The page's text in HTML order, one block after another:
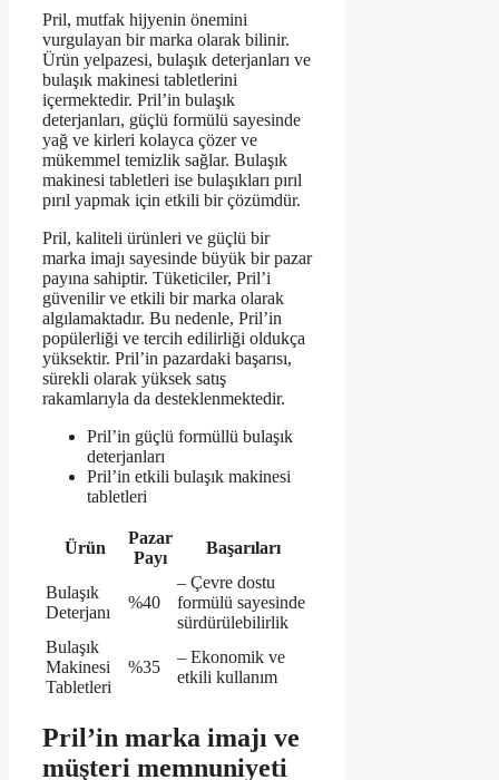
Pril, mutfak hijyenin önemini
vurgulayan bir marka olarak bilinir.
Ürün yelpazesi, bulaşık deterjanları ve
bulaşık makinesi tabletlerini
içermektedir. Pril’in bulaşık
deterjanları, güçlü formülü sayesinde
yağ ve kirleri kolayca çözer ve
mükemmel temizlik sağlar. Bulaşık
makinesi tabletleri ise bulaşıkları pırıl
pırıl yapmak için etkili bir çözümdür.
Pril, kaliteli ürünleri ve güçlü bir
marka imajı sayesinde büyük bir pazar
payına sahiptir. Tüketiciler, Pril’i
güvenilir ve etkili bir marka olarak
algılamaktadır. Bu nedenle, Pril’in
popülerliği ve tercih edilirliği oldukça
yüksektir. Pril’in pazardaki başarısı,
sürekli olarak yüksek satış
rakamlarıyla da desteklenmektedir.
Pril’in güçlü formüllü bulaşık
deterjanları
Pril’in etkili bulaşık makinesi
tabletleri
Ürün
Pazar
Payı
Başarıları
Bulaşık
Deterjanı
%40
– Çevre dostu
formülü sayesinde
sürdürülebilirlik
Bulaşık
Makinesi
Tabletleri
%35
– Ekonomik ve
etkili kullanım
Pril’in marka imajı ve
müşteri memnuniyeti